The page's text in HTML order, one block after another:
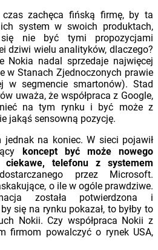
czas zachęca fińską firmę, by ta
system w swoich produktach,
nie być tymi propozycjami
dziwi wielu analityków, dlaczego?
Nokia nadal sprzedaje najwięcej
w Stanach Zjednoczonych prawie
w segmencie smartonów). Stad
uważa, że współpraca z Google,
na tym rynku i być może z
jakąś sensowną pozycję.
jednak na koniec. W sieci pojawił
koncept być może nowego
telefonu z systemem
przez Microsoft.
o ile w ogóle prawdziwe.
została potwierdzona i
się na rynku pokazał, to byłby to
Nokii. Czy współpraca Nokii z
firmom powalczyć o rynek USA,